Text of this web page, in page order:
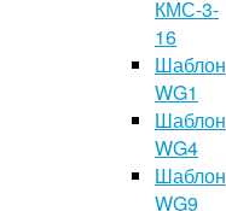
КМС-3-
16
Шаблон
WG1
Шаблон
WG4
Шаблон
WG9